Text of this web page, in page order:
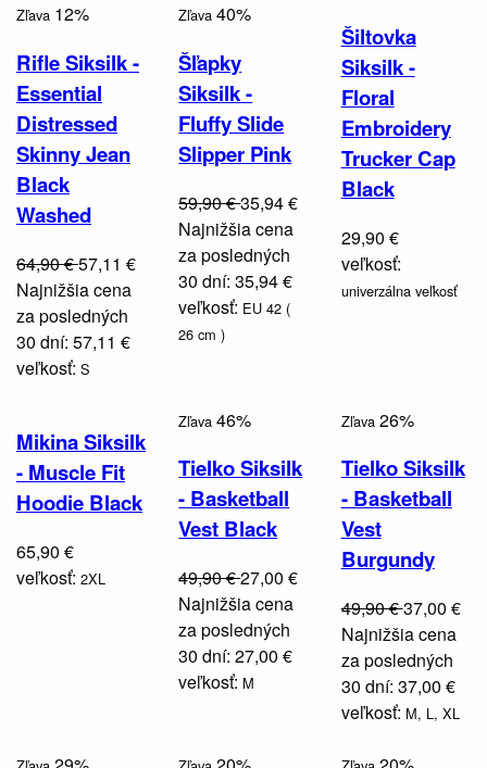
Zľava 12%
Rifle Siksilk -
Essential
Distressed
Skinny Jean
Black
Washed
64,90 €57,11 €
Najnižšia cena
za posledných
30 dní: 57,11 €
veľkosť: S
Zľava 40%
Šľapky
Siksilk -
Fluffy Slide
Slipper Pink
59,90 €35,94 €
Najnižšia cena
za posledných
30 dní: 35,94 €
veľkosť: EU 42 (
26 cm )
Šiltovka
Siksilk -
Floral
Embroidery
Trucker Cap
Black
29,90 €
veľkosť:
univerzálna veľkosť
Mikina Siksilk
- Muscle Fit
Hoodie Black
65,90 €
veľkosť: 2XL
Zľava 46%
Tielko Siksilk
- Basketball
Vest Black
49,90 €27,00 €
Najnižšia cena
za posledných
30 dní: 27,00 €
veľkosť: M
Zľava26%
Tielko Siksilk
- Basketball
Vest
Burgundy
49,90 €37,00 €
Najnižšia cena
za posledných
30 dní: 37,00 €
veľkosť: M, L, XL